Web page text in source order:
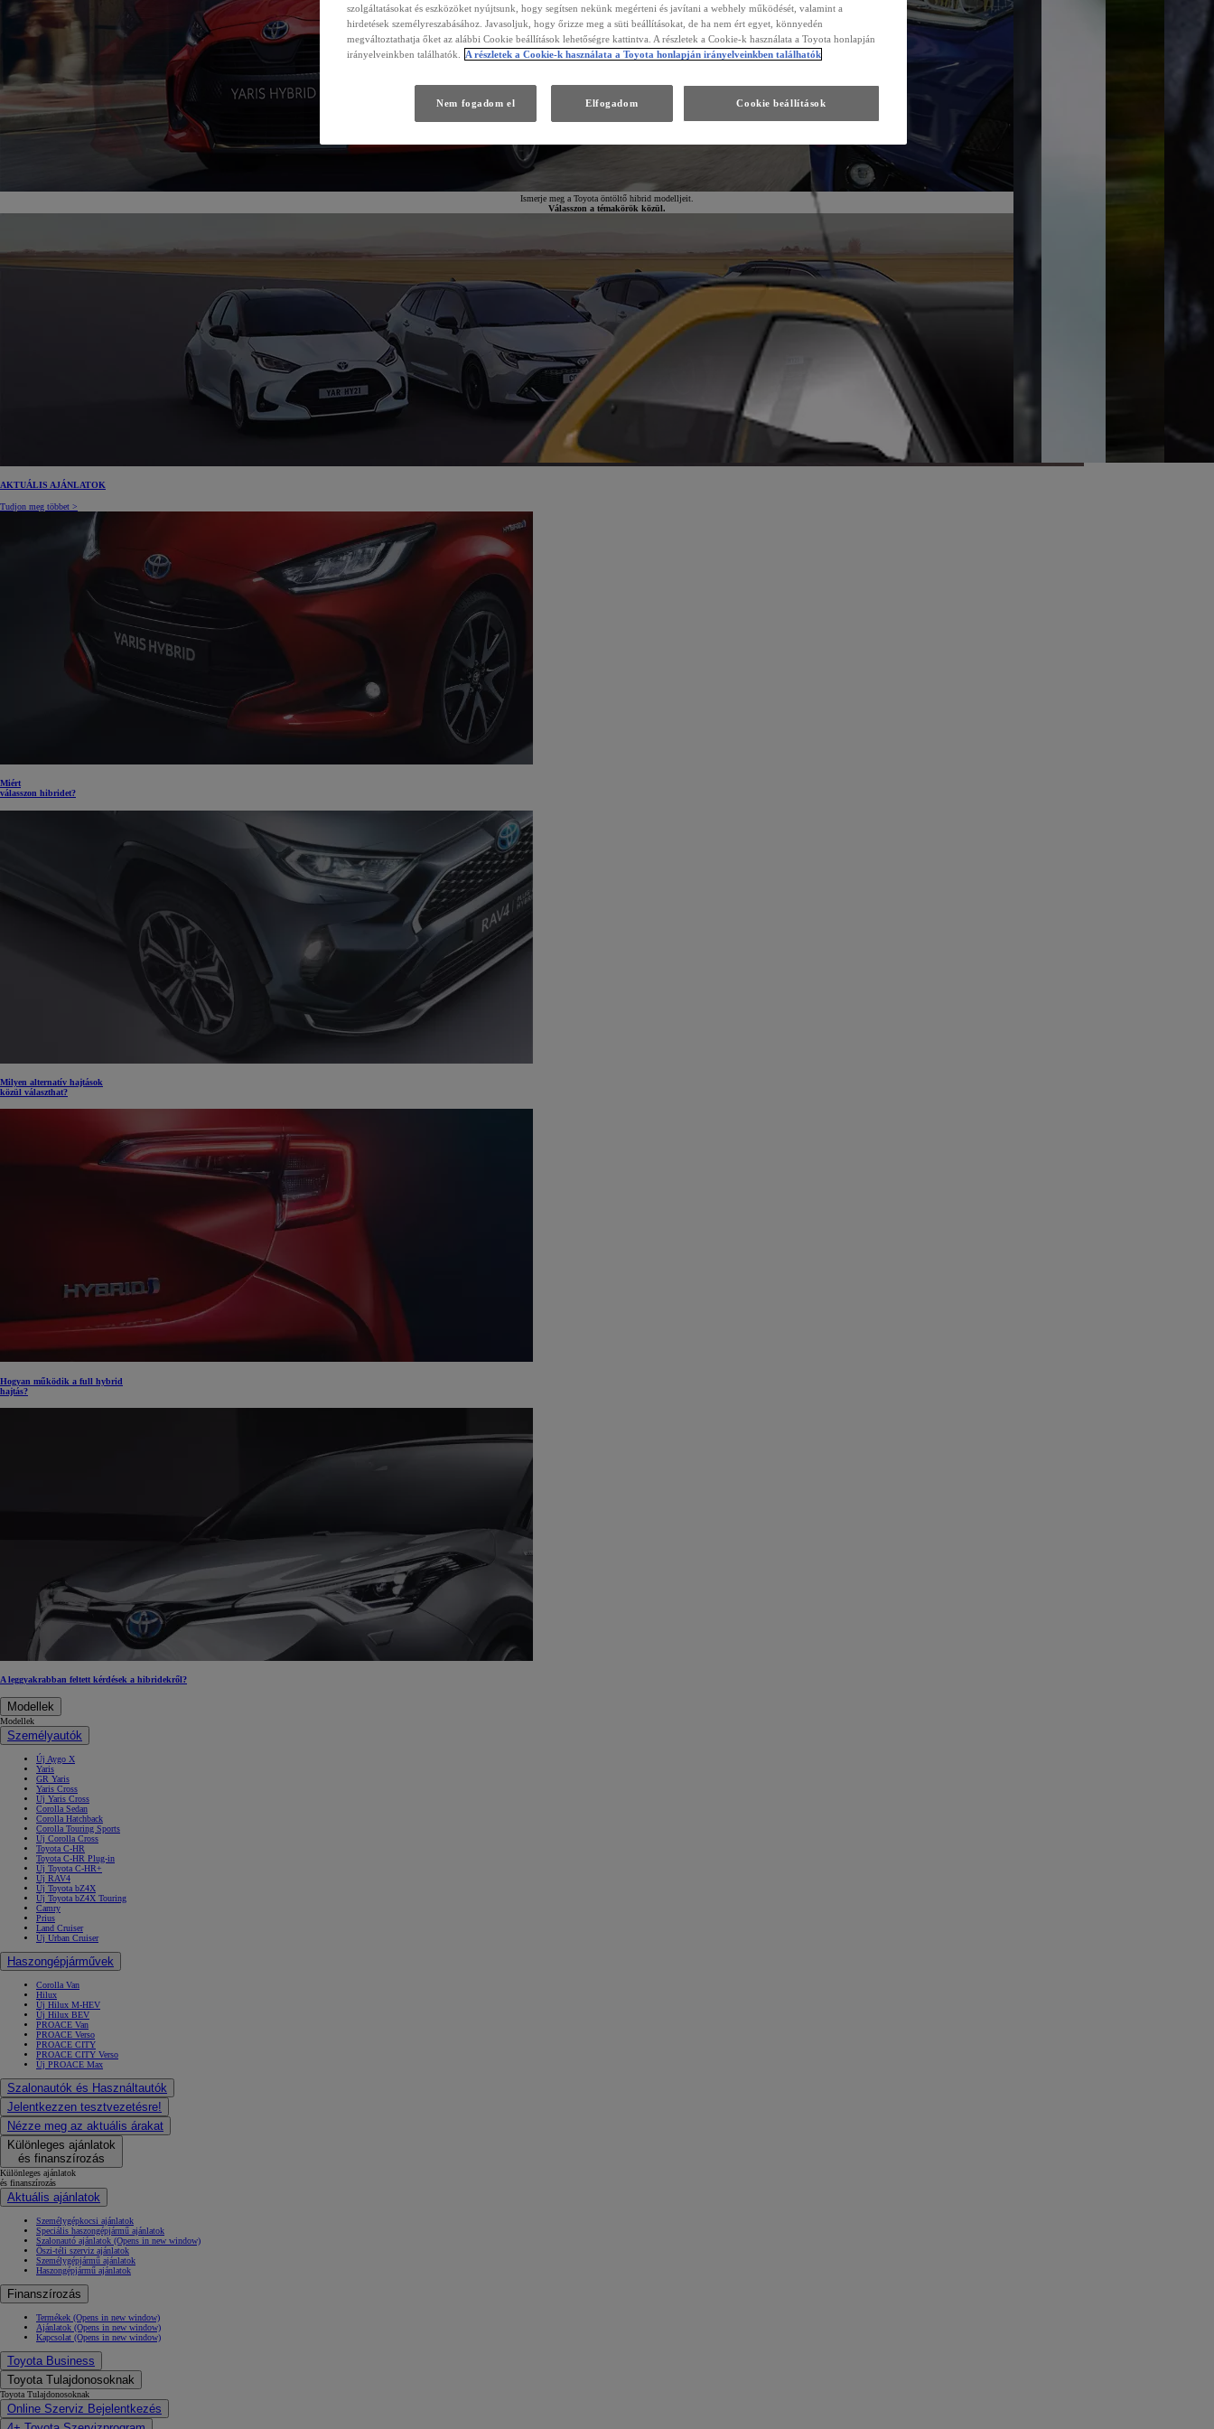
Ismerje meg a Toyota öntöltő hibrid modelljeit.
Válasszon a témakörök közül.
AKTUÁLIS AJÁNLATOK
Tudjon meg többet >
Miért
válasszon hibridet?
Milyen alternatív hajtások
közül választhat?
Hogyan működik a full hybrid
hajtás?
A leggyakrabban feltett kérdések a hibridekről?
Modellek
Modellek
Személyautók
Új Aygo X
Yaris
GR Yaris
Yaris Cross
Új Yaris Cross
Corolla Sedan
Corolla Hatchback
Corolla Touring Sports
Új Corolla Cross
Toyota C-HR
Toyota C-HR Plug-in
Új Toyota C-HR+
Új RAV4
Új Toyota bZ4X
Új Toyota bZ4X Touring
Camry
Prius
Land Cruiser
Új Urban Cruiser
Haszongépjárművek
Corolla Van
Hilux
Új Hilux M-HEV
Új Hilux BEV
PROACE Van
PROACE Verso
PROACE CITY
PROACE CITY Verso
Új PROACE Max
Szalonautók és Használtautók
Jelentkezzen tesztvezetésre!
Nézze meg az aktuális árakat
Különleges ajánlatok
és finanszírozás
Különleges ajánlatok
és finanszírozás
Aktuális ajánlatok
Személygépkocsi ajánlatok
Speciális haszongépjármű ajánlatok
Szalonautó ajánlatok (Opens in new window)
Őszi-téli szerviz ajánlatok
Személygépjármű ajánlatok
Haszongépjármű ajánlatok
Finanszírozás
Termékek (Opens in new window)
Ajánlatok (Opens in new window)
Kapcsolat (Opens in new window)
Toyota Business
Toyota Tulajdonosoknak
Toyota Tulajdonosoknak
Online Szerviz Bejelentkezés
szolgáltatásokat és eszközöket nyújtsunk, hogy segítsen nekünk megérteni és javítani a webhely működését, valamint a
hirdetések személyreszabásához. Javasoljuk, hogy őrizze meg a süti beállításokat, de ha nem ért egyet, könnyedén
megváltoztathatja őket az alábbi Cookie beállítások lehetőségre kattintva. A részletek a Cookie-k használata a Toyota honlapján
irányelveinkben találhatók.
A részletek a Cookie-k használata a Toyota honlapján irányelveinkben találhatók
Cookie beállítások
Nem fogadom el Elfogadom